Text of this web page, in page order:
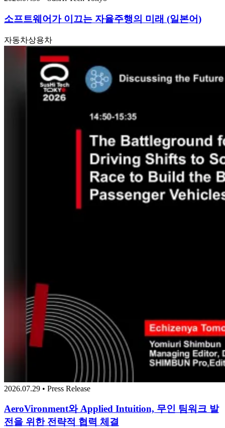
소프트웨어가 이끄는 자율주행의 미래 (일본어)
자동차상용차
2026.07.29 • Press Release
AeroVironment와 Applied Intuition, 무인 팀워크 발
전을 위한 전략적 협력 체결